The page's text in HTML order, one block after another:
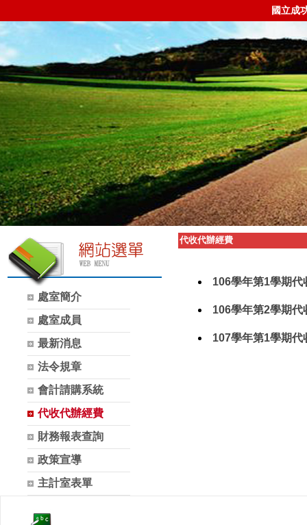
國立成
處室簡介
處室成員
最新消息
法令規章
會計請購系統
代收代辦經費
財務報表查詢
政策宣導
主計室表單
代收代辦經費
106學年第1學期代
106學年第2學期代
107學年第1學期代